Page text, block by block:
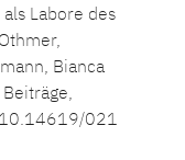
Labore des
Bianca
10.14619/021